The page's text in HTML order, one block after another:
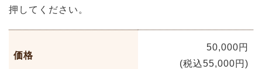
押してください。
価格
50,000円
(税込55,000円)